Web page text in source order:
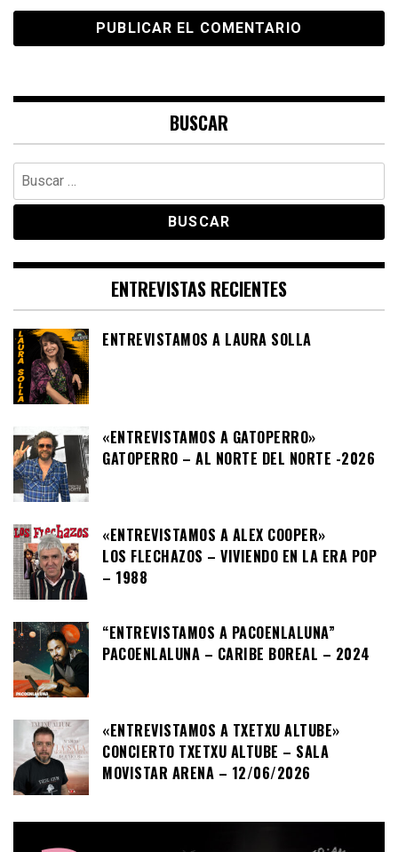
BUSCAR
Buscar:
ENTREVISTAS RECIENTES
ENTREVISTAMOS A LAURA SOLLA
«ENTREVISTAMOS A GATOPERRO»
GATOPERRO – AL NORTE DEL NORTE -2026
«ENTREVISTAMOS A ALEX COOPER»
LOS FLECHAZOS – VIVIENDO EN LA ERA POP
– 1988
“ENTREVISTAMOS A PACOENLALUNA”
PACOENLALUNA – CARIBE BOREAL – 2024
«ENTREVISTAMOS A TXETXU ALTUBE»
CONCIERTO TXETXU ALTUBE – SALA
MOVISTAR ARENA – 12/06/2026